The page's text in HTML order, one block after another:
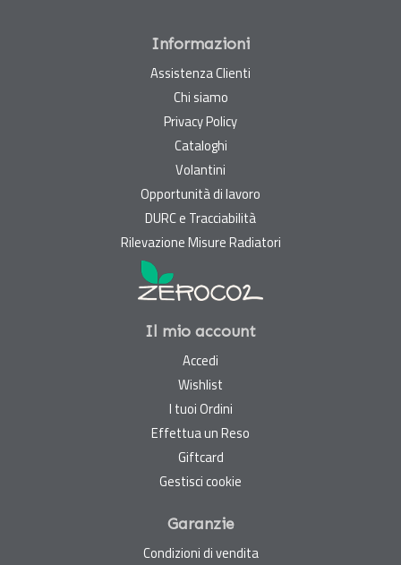
Informazioni
Assistenza Clienti
Chi siamo
Privacy Policy
Cataloghi
Volantini
Opportunità di lavoro
DURC e Tracciabilità
Rilevazione Misure Radiatori
Il mio account
Accedi
Wishlist
I tuoi Ordini
Effettua un Reso
Giftcard
Gestisci cookie
Garanzie
Condizioni di vendita